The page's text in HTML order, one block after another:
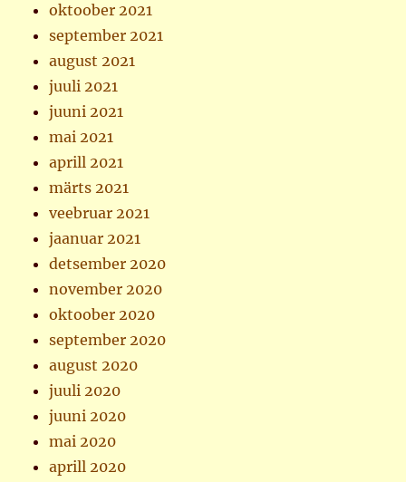
oktoober 2021
september 2021
august 2021
juuli 2021
juuni 2021
mai 2021
aprill 2021
märts 2021
veebruar 2021
jaanuar 2021
detsember 2020
november 2020
oktoober 2020
september 2020
august 2020
juuli 2020
juuni 2020
mai 2020
aprill 2020